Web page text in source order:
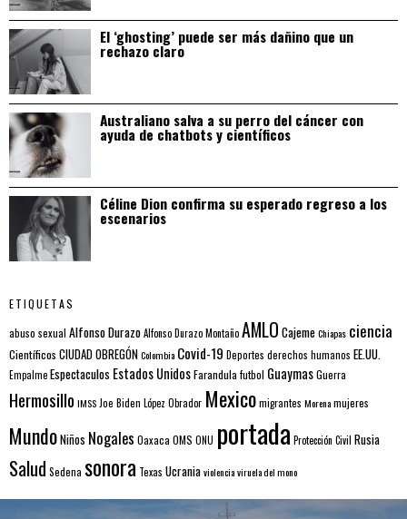
El ‘ghosting’ puede ser más dañino que un
rechazo claro
Australiano salva a su perro del cáncer con
ayuda de chatbots y científicos
Céline Dion confirma su esperado regreso a los
escenarios
ETIQUETAS
abuso sexual Alfonso DurazoAlfonso Durazo MontañoAMLO CajemeChiapas ciencia
Científicos CIUDAD OBREGÓNColombia Covid-19 Deportes derechos humanos EE.UU.
EmpalmeEspectaculos Estados UnidosFarandulafutbol GuaymasGuerra
Hermosillo IMSS Joe Biden López Obrador Mexicomigrantes Morenamujeres
MundoNiños Nogales Oaxaca OMS ONU portada Protección Civil Rusia
Salud Sedena sonora Texas Ucraniaviolenciaviruela del mono